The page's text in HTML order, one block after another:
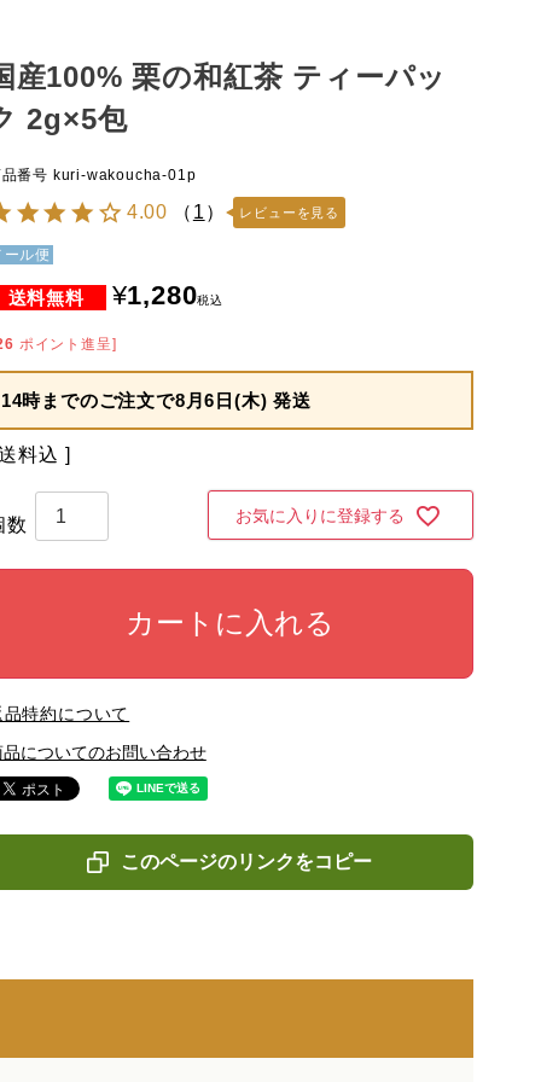
産100% 栗の和紅茶 ティーパッ
2g×5包
番号 kuri-wakoucha-01p
4.00 （ 1） レビューを見る
ール便
¥1,280税込
ポイント進呈]
14時までのご注文で8月6日(木) 発送
料込
お気に入りに登録する
カートに入れる
品特約について
品についてのお問い合わせ
このページのリンクをコピー